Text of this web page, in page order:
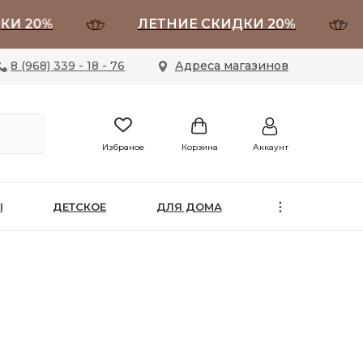
ЛЕТНИЕ СКИДКИ 20%
Адреса магазинов
8 (968) 339 - 18 - 76
ДЕТСКОЕ ДЛЯ ДОМА
Аккаунт
Корзина
Избраное